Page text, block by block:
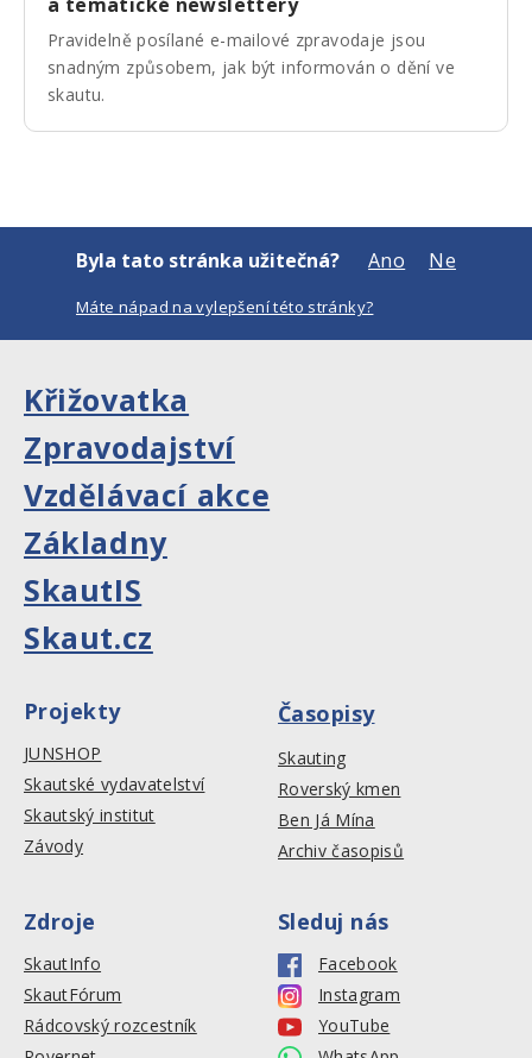
Pravidelně posílané e-mailové zpravodaje jsou
snadným způsobem, jak být informován o dění ve
skautu.
Byla tato stránka užitečná? Ano Ne
Máte nápad na vylepšení této stránky?
Křižovatka
Zpravodajství
Vzdělávací akce
Základny
SkautIS
Skaut.cz
Projekty
JUNSHOP
Skautské vydavatelství
Skautský institut
Závody
Časopisy
Skauting
Roverský kmen
Ben Já Mína
Archiv časopisů
Zdroje
SkautInfo
SkautFórum
Rádcovský rozcestník
Sleduj nás
Facebook
Instagram
YouTube